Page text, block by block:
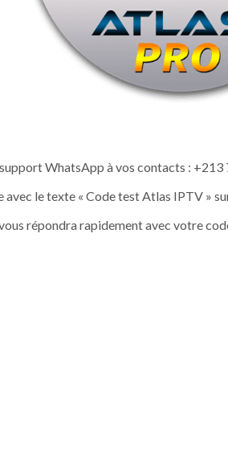
WhatsApp à vos contacts : +213
avec le texte « Code test Atlas IPTV »
répondra rapidement avec votre